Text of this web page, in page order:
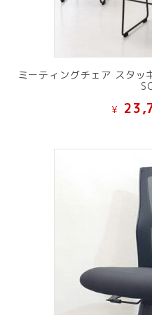
ミーティングチェア スタ
¥